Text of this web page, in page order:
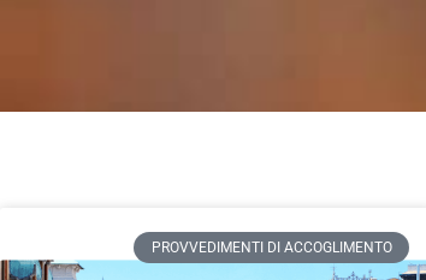
PROVVEDIMENTI DI ACCOGLIMENTO